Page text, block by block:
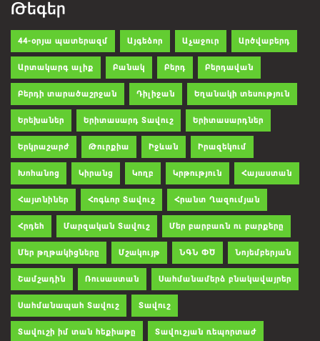
Թեգեր
44-օրյա պատերազմ Այգեձոր Աչաջուր Արծվաբերդ
Արտակարգ ալիք Բանակ Բերդ Բերդավան
Բերդի տարածաշրջան Դիլիջան Եղանակի տեսություն
Երեխաներ Երիտասարդ Տավուշ Երիտասարդներ
Երկրաշարժ Թուրքիա Իջևան Իրազեկում
Խոհանոց Կիրանց Կողբ Կրթություն Հայաստան
Հայտնիներ Հոգևոր Տավուշ Հրանտ Ղազումյան
Հրդեհ Մարզական Տավուշ Մեր բարբառն ու բարքերը
Մեր թղթակիցները Մշակույթ ՆԳՆ ՓԾ Նոյեմբերյան
Շամշադին Ռուսաստան Սահմանամերձ բնակավայրեր
Սահմանապահ Տավուշ Տավուշ
Տավուշի իմ տան հեքիաթը Տավուշյան ռեպորտաժ